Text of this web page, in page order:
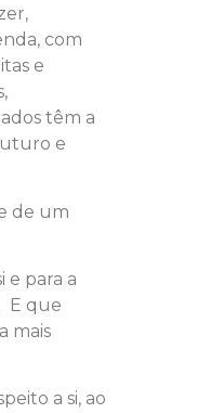
com
e
têm a
e
de um
e para a
E que
mais
a si, ao